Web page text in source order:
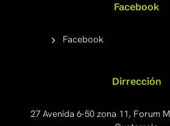
Facebook
Facebook
Dirrección
27 Avenida 6-50 zona 11, Forum